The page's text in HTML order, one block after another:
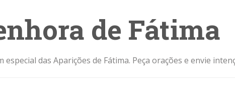
de Fátima
especial das Aparições de Fátima. Peça orações e envie